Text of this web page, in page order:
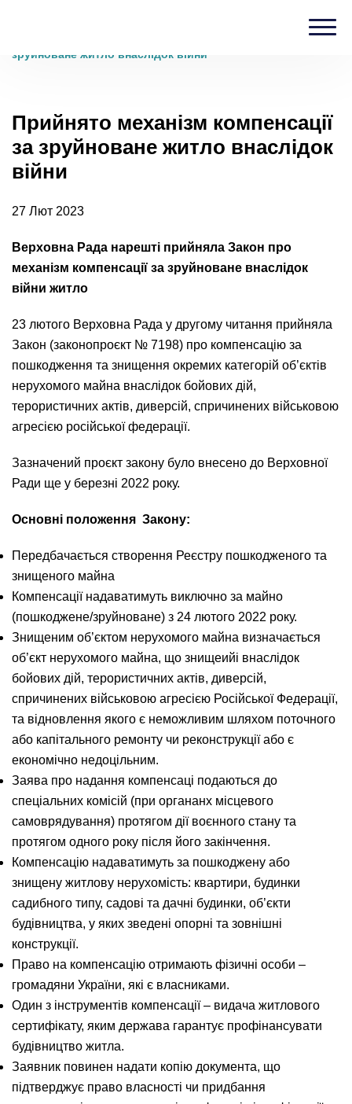
зруйноване житло внаслідок війни
Прийнято механізм компенсації
за зруйноване житло внаслідок
війни
27 Лют 2023
Верховна Рада нарешті прийняла Закон про
механізм компенсації за зруйноване внаслідок
війни житло
23 лютого Верховна Рада у другому читання прийняла
Закон (законопроєкт № 7198) про компенсацію за
пошкодження та знищення окремих категорій об’єктів
нерухомого майна внаслідок бойових дій,
терористичних актів, диверсій, спричинених військовою
агресією російської федерації.
Зазначений проєкт закону було внесено до Верховної
Ради ще у березні 2022 року.
Основні положення Закону:
Передбачається створення Реєстру пошкодженого та
знищеного майна
Компенсації надаватимуть виключно за майно
(пошкоджене/зруйноване) з 24 лютого 2022 року.
Знищеним об’єктом нерухомого майна визначається
об’єкт нерухомого майна, що знищеийі внаслідок
бойових дій, терористичних актів, диверсій,
спричинених військовою агресією Російської Федерації,
та відновлення якого є неможливим шляхом поточного
або капітального ремонту чи реконструкції або є
економічно недоцільним.
Заява про надання компенсаці подаються до
спеціальних комісій (при органанх місцевого
самоврядування) протягом дії воєнного стану та
протягом одного року після його закінчення.
Компенсацію надаватимуть за пошкоджену або
знищену житлову нерухомість: квартири, будинки
садибного типу, садові та дачні будинки, об’єкти
будівництва, у яких зведені опорні та зовнішні
конструкції.
Право на компенсацію отримають фізичні особи –
громадяни України, які є власниками.
Один з інструментів компенсації – видача житлового
сертифікату, яким держава гарантує профінансувати
будівництво житла.
Заявник повинен надати копію документа, що
підтверджує право власності чи придбання